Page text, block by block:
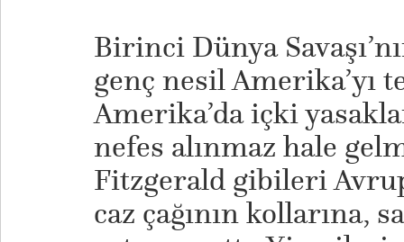
Birinci Dünya
genç nesil Amerika’yı
Amerika’da içki
nefes alınmaz hale
Fitzgerald gibileri
caz çağının kollarına,